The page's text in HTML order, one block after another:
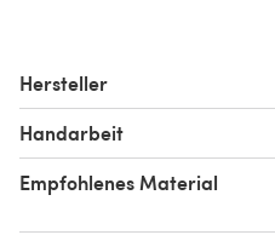
Hersteller
Handarbeit
Empfohlenes Material